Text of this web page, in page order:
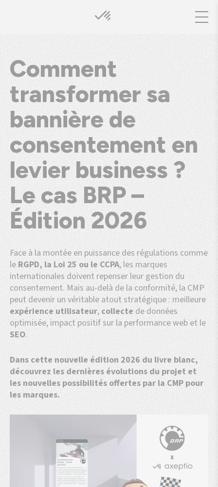
Comment
transformer sa
bannière de
consentement en
levier business ?
Le cas BRP –
Édition 2026
Face à la montée en puissance des régulations comme
le RGPD, la Loi 25 ou le CCPA, les marques
internationales doivent repenser leur gestion du
consentement. Mais au-delà de la conformité, la CMP
peut devenir un véritable atout stratégique : meilleure
expérience utilisateur, collecte de données
optimisée, impact positif sur la performance web et le
SEO.
Dans cette nouvelle édition 2026 du livre blanc,
découvrez les dernières évolutions du projet et
les nouvelles possibilités offertes par la CMP pour
les marques.